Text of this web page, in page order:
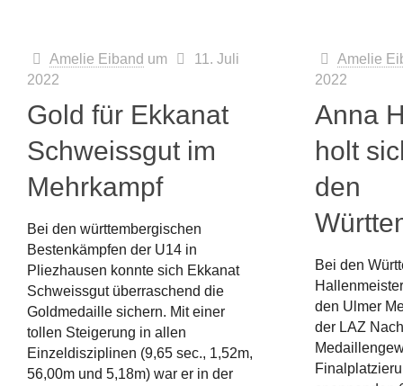
Amelie Eiband um
11. Juli
2022
Gold für Ekkanat
Schweissgut im
Mehrkampf
Bei den württembergischen
Bestenkämpfen der U14 in
Pliezhausen konnte sich Ekkanat
Schweissgut überraschend die
Goldmedaille sichern. Mit einer
tollen Steigerung in allen
Einzeldisziplinen (9,65 sec., 1,52m,
56,00m und 5,18m) war er in der
Amelie
2022
Anna
holt
den
Bei den
den Ulmer
der LAZ